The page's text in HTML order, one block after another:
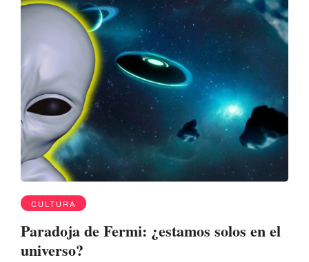
CULTURA
Paradoja de Fermi: ¿estamos solos en el
universo?